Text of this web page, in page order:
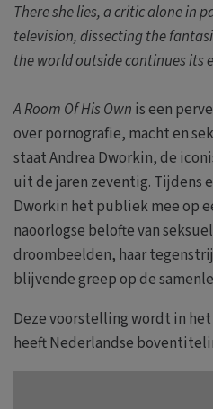
There she lies, a critic alone in
television, dissecting the
the world outside continues its
A Room Of His Own is een
over pornografie, macht en
staat Andrea Dworkin, de
uit de jaren zeventig. Tijdens
Dworkin het publiek mee op
naoorlogse belofte van
droombeelden, haar
blijvende greep op de
Deze voorstelling wordt in
heeft Nederlandse